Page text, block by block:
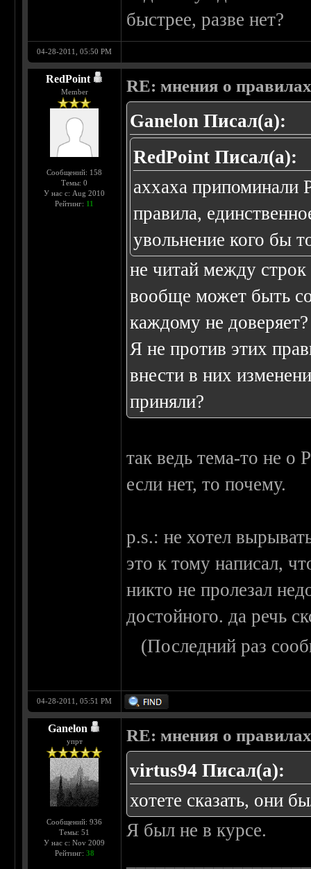
быстрее, разве нет?
04-28-2011, 05:50 PM
RedPoint
Member
Сообщений: 158
Темы: 0
У нас с: Aug 2010
Рейтинг: 11
RE: мнения о
Ganelon Писал(а):
RedPoint Писал(а):
аххаха припоминали
правила,
увольнение кого бы
не читай между
вообще может быть
каждому не доверяет?
Я не против этих
внести в них
приняли?
так ведь тема-то не о
если нет, то почему.
p.s.: не хотел
это к тому написал,
никто не пролезал
достойного. да речь
(Последний раз
04-28-2011, 05:51 PM
Ganelon
упрт
Сообщений: 936
Темы: 51
У нас с: Nov 2009
Рейтинг: 38
RE: мнения о
virtus94 Писал(а):
хотете сказать, они
Я был не в курсе.